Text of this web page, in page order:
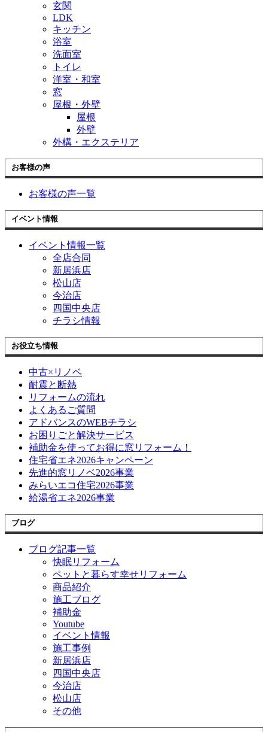
玄関
LDK
キッチン
浴室
洗面室
トイレ
洋室・和室
窓
屋根・外壁
屋根
外壁
外構・エクステリア
お客様の声
お客様の声一覧
イベント情報
イベント情報一覧
全店合同
新居浜店
松山店
今治店
四国中央店
チラシ情報
お役立ち情報
中古×リノベ
耐震と断熱
リフォームの流れ
よくあるご質問
アドバンスのWEBチラシ
お困りごと解決サービス
補助金を使ってお得に窓リフォーム！
住宅省エネ2026キャンペーン
先進的窓リノベ2026事業
みらいエコ住宅2026事業
給湯省エネ2026事業
ブログ
ブログ記事一覧
快眠リフォーム
ペットと暮らす幸せリフォーム
商品紹介
施工ブログ
補助金
Youtube
イベント情報
施工事例
新居浜店
四国中央店
今治店
松山店
その他